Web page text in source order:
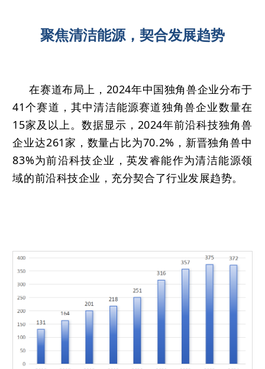
聚焦清洁能源，契合发展趋势
在赛道布局上，2024年中国独角兽企业分布于
41个赛道，其中清洁能源赛道独角兽企业数量在
15家及以上。数据显示，2024年前沿科技独角兽
企业达261家，数量占比为70.2%，新晋独角兽中
83%为前沿科技企业，英发睿能作为清洁能源领
域的前沿科技企业，充分契合了行业发展趋势。